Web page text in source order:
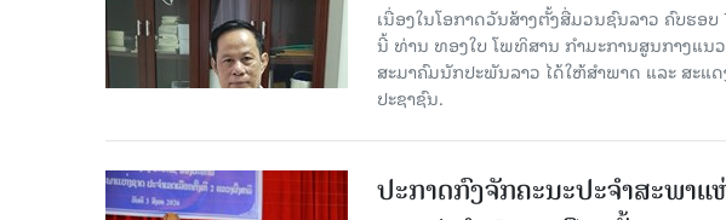
ເນື່ອງໃນໂອກາດວັນສ້າງຕັ້ງສື່ມວນຊົນລາວ ຄົບຮອບ
ນີ້ ທ່ານ ທອງໃບ ໂພທິສານ ກໍາມະການສູນກາງແນ
ສະມາຄົມນັກປະພັນລາວ ໄດ້ໃຫ້ສໍາພາດ ແລະ ສະ
ປະຊາຊົນ.
ປະກາດກົງຈັກຄະນະປະຈໍາສະພາ